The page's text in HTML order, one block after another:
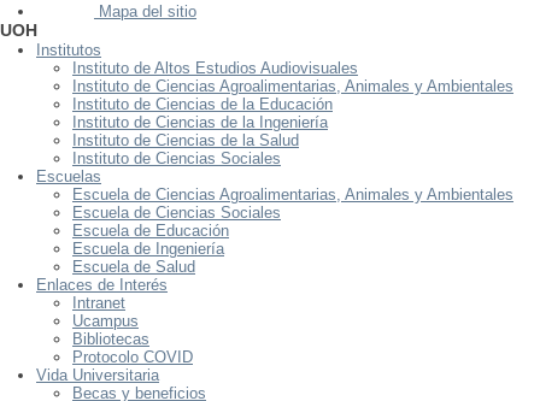
Mapa del sitio
UOH
Institutos
Instituto de Altos Estudios Audiovisuales
Instituto de Ciencias Agroalimentarias, Animales y Ambientales
Instituto de Ciencias de la Educación
Instituto de Ciencias de la Ingeniería
Instituto de Ciencias de la Salud
Instituto de Ciencias Sociales
Escuelas
Escuela de Ciencias Agroalimentarias, Animales y Ambientales
Escuela de Ciencias Sociales
Escuela de Educación
Escuela de Ingeniería
Escuela de Salud
Enlaces de Interés
Intranet
Ucampus
Bibliotecas
Protocolo COVID
Vida Universitaria
Becas y beneficios